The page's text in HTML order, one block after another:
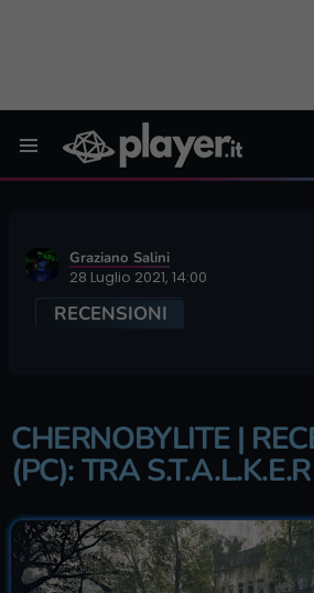
Graziano Salini
28 Luglio 2021, 14:00
RECENSIONI
CHERNOBYLITE |
(PC): TRA